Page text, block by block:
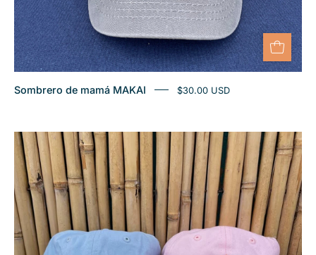
Sombrero de mamá MAKAI $30.00 USD
Gorro
MAKAI
para
niños